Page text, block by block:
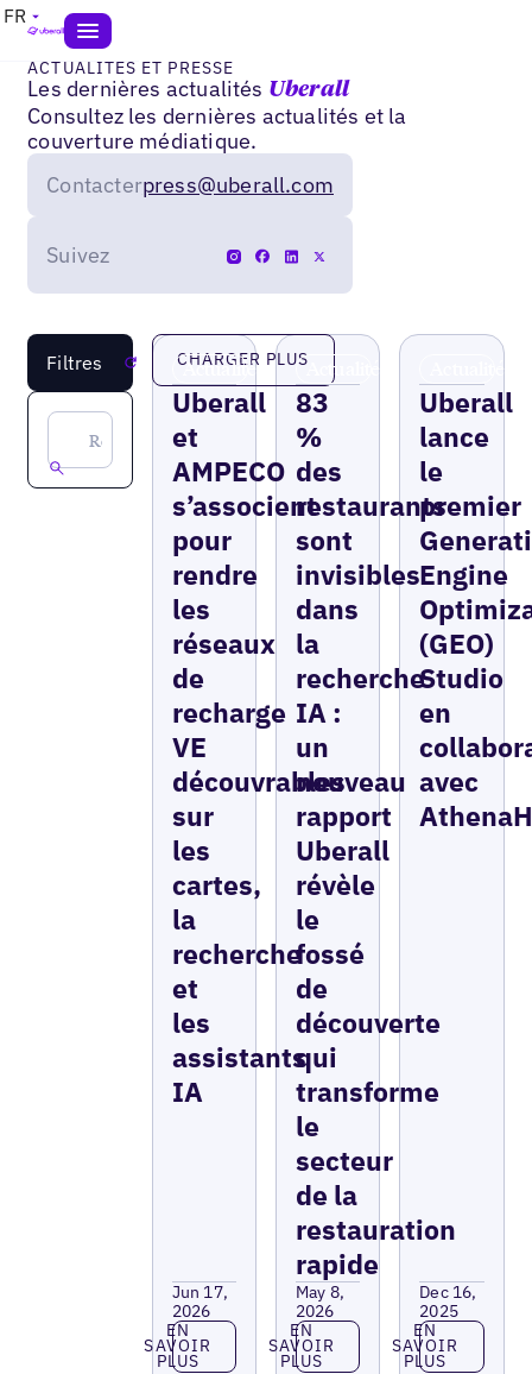
FR
ACTUALITÉS ET PRESSE
Les dernières actualités Uberall
Consultez les dernières actualités et la
couverture médiatique.
Contacterpress@uberall.com
Suivez
Filtres Réinitialiser
Actualités
Uberall
et
AMPECO
s’associent
pour
rendre
les
réseaux
de
recharge
VE
découvrables
sur
les
cartes,
la
recherche
et
les
assistants
IA
Jun 17,
2026
En savoir plus
EN
SAVOIR
PLUS
Actualités
83
%
des
restaurants
sont
invisibles
dans
la
recherche
IA :
un
nouveau
rapport
Uberall
révèle
le
fossé
de
découverte
qui
transforme
le
secteur
de la
restauration
rapide
May 8,
2026
En savoir plus
EN
SAVOIR
PLUS
Uberall
lance
le
premier
Engine
(GEO)
Studio
en
avec
Dec 16,
2025
En savoir
EN
SAVOIR
PLUS
CHARGER PLUS